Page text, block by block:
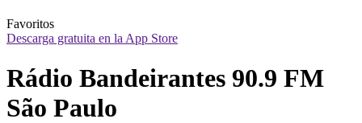
Favoritos
Descarga gratuita en la App Store
Rádio Bandeirantes 90.9 FM
São Paulo